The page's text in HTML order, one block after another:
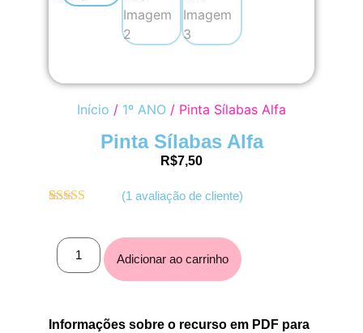
Início / 1º ANO / Pinta Sílabas Alfa
Pinta Sílabas Alfa
R$7,50
5, com
baseado em
avaliação de
(1 avaliação de cliente)
Adicionar ao carrinho
Informações sobre o recurso em PDF para